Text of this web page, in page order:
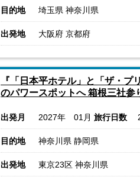
目的地 埼玉県 神奈川県
出発地 大阪府 京都府
『「日本平ホテル」と「ザ・
のパワースポットへ 箱根三社参
出発月 2027年 01月 旅行日数
目的地 神奈川県 静岡県
出発地 東京23区 神奈川県